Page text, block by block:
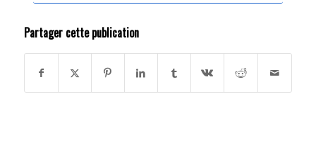
Partager cette publication